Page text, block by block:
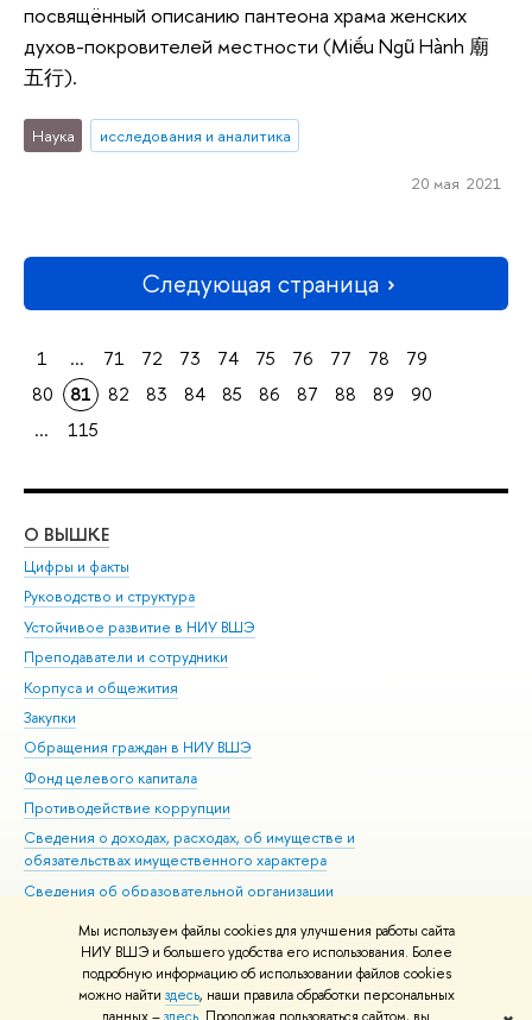
Мы используем файлы cookies для улучшения работы сайта
НИУ ВШЭ и большего удобства его использования. Более
подробную информацию об использовании файлов cookies
можно найти здесь, наши правила обработки персональных
посвящённый описанию пантеона храма женских
духов-покровителей местности (Miếu Ngũ Hành 廟
五行).
Наука исследования и аналитика
20 мая 2021
Следующая страница
1 ... 71 72 73 74 75 76 77 78
79
80
81 82 83 84 85 86 87 88 89
90
...
115
О ВЫШКЕ
Цифры и факты
Руководство и структура
Устойчивое развитие в НИУ ВШЭ
Преподаватели и сотрудники
Корпуса и общежития
Закупки
Обращения граждан в НИУ ВШЭ
Фонд целевого капитала
Противодействие коррупции
Сведения о доходах, расходах, об имуществе и
обязательствах имущественного характера
Сведения об образовательной организации
Людям с ограниченными возможностями здоровья
Единая платежная страница
Работа в Вышке